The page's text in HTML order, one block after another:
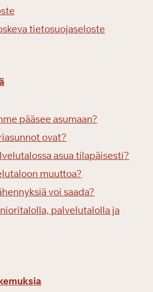
tietosuojaseloste
pääsee asumaan?
ovat?
asua tilapäisesti?
muuttoa?
voi saada?
palvelutalolla ja